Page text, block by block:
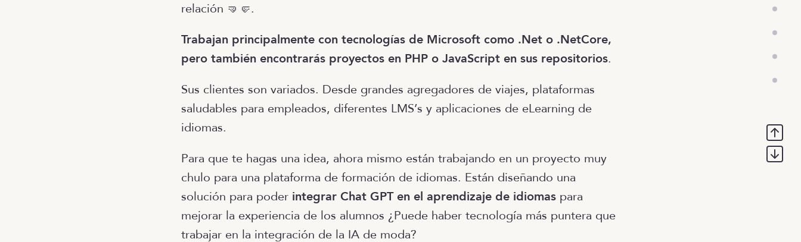
relación 🤜🤛.
Trabajan principalmente con tecnologías de Microsoft como .Net o .NetCore,
pero también encontrarás proyectos en PHP o JavaScript en sus repositorios.
Sus clientes son variados. Desde grandes agregadores de viajes, plataformas
saludables para empleados, diferentes LMS’s y aplicaciones de eLearning de
idiomas.
Para que te hagas una idea, ahora mismo están trabajando en un proyecto muy
chulo para una plataforma de formación de idiomas. Están diseñando una
solución para poder integrar Chat GPT en el aprendizaje de idiomas para
mejorar la experiencia de los alumnos ¿Puede haber tecnología más puntera que
trabajar en la integración de la IA de moda?